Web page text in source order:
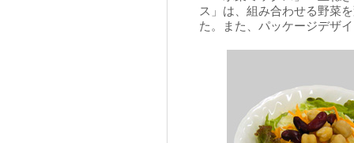
ス」は、組み合わせる野菜
た。また、パッケージデザ